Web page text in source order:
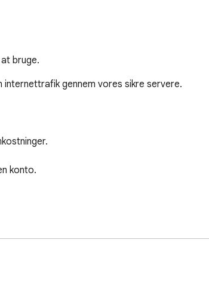
bruge.
gennem vores sikre servere.
konto.